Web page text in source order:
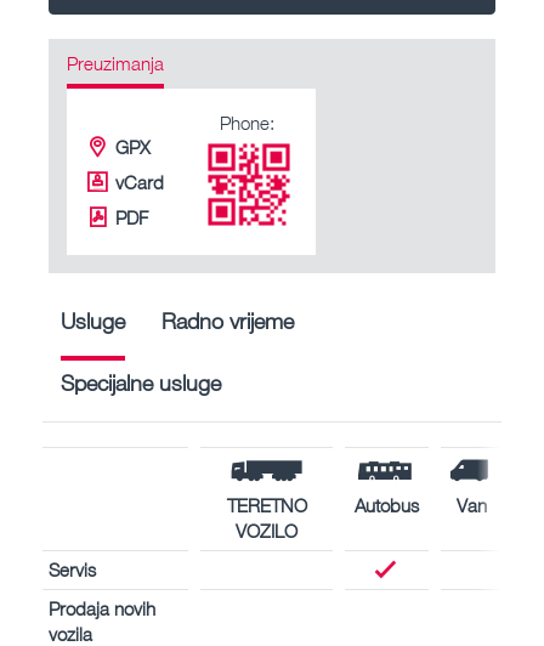
Preuzimanja
GPX
vCard
PDF
Phone:
Usluge Radno vrijeme
Specijalne usluge
TERETNO
VOZILO
Autobus Van
Servis
Prodaja novih
vozila